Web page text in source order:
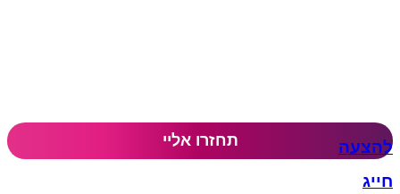
להצעה
חייג